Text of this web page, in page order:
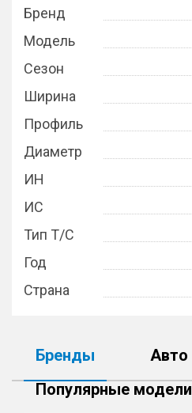
Бренд
Модель
Сезон
Ширина
Профиль
Диаметр
ИН
ИС
Тип Т/С
Год
Страна
Бренды
Авто
Популярные модели